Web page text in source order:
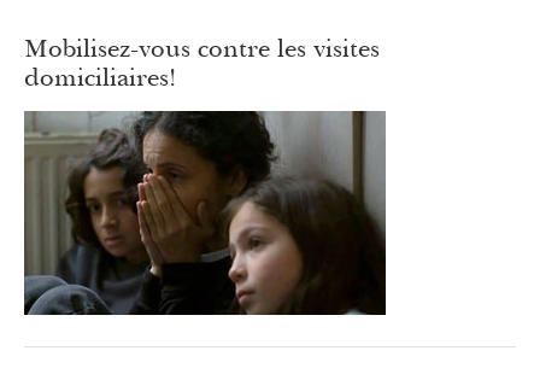
Mobilisez-vous contre les visites
domiciliaires!